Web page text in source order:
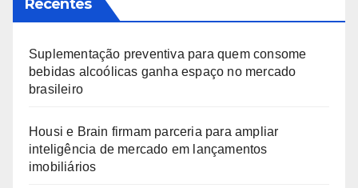
Recentes
Suplementação preventiva para quem consome
bebidas alcoólicas ganha espaço no mercado
brasileiro
Housi e Brain firmam parceria para ampliar
inteligência de mercado em lançamentos
imobiliários